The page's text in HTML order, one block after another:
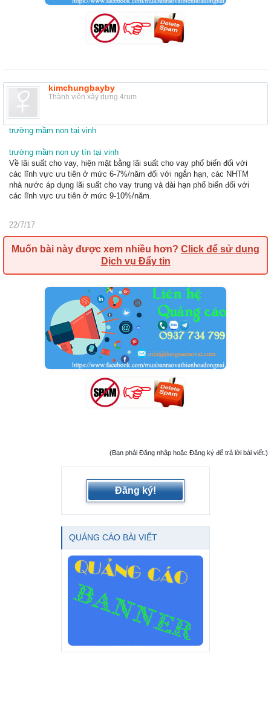
kimchungbayby
Thành viên xây dựng 4rum
trường mầm non tại vinh
trường mầm non uy tín tại vinh
Về lãi suất cho vay, hiện mặt bằng lãi suất cho vay phổ biến đối với
các lĩnh vực ưu tiên ở mức 6-7%/năm đối với ngắn hạn, các NHTM
nhà nước áp dụng lãi suất cho vay trung và dài hạn phổ biến đối với
các lĩnh vực ưu tiên ở mức 9-10%/năm.
22/7/17
Muốn bài này được xem nhiều hơn? Click để sử dụng
Dịch vụ Đẩy tin
(Bạn phải Đăng nhập hoặc Đăng ký để trả lời bài viết.)
Đăng ký!
QUẢNG CÁO BÀI VIẾT